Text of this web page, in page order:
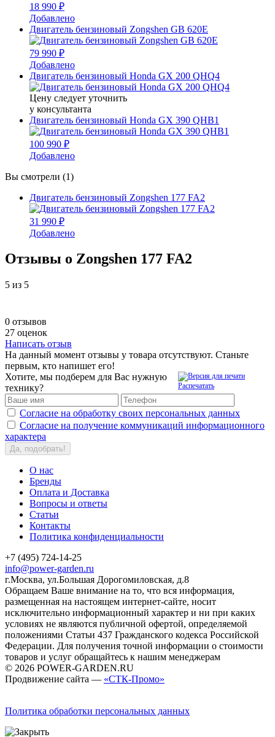
18 990 ₽
Добавлено
Двигатель бензиновый Zongshen GB 620E
79 990 ₽
Добавлено
Двигатель бензиновый Honda GX 200 QHQ4
Цену следует уточнить
у консультанта
Двигатель бензиновый Honda GX 390 QHB1
100 990 ₽
Добавлено
Вы смотрели (1)
Двигатель бензиновый Zongshen 177 FA2
31 990 ₽
Добавлено
Отзывы о Zongshen 177 FA2
5 из 5
0 отзывов
27 оценок
Написать отзыв
На данный момент отзывы у товара отсутствуют. Станьте
первым, кто напишет его!
Распечатать
Хотите, мы подберем для Вас нужную
технику?
Согласие на обработку своих персональных данных
Согласие на получение коммуникаций информационного
характера
Да, подобрать!
О нас
Бренды
Оплата и Доставка
Вопросы и ответы
Статьи
Контакты
Политика конфиденциальности
+7 (495) 724-14-25
info@power-garden.ru
г.Москва, ул.Большая Дорогомиловская, д.8
Обращаем Ваше внимание на то, что вся информация,
размещенная на настоящем интернет-сайте, носит
исключительно информационный характер и ни при каких
условиях не являются публичной офертой, определяемой
положениями Статьи 437 Гражданского кодекса Российской
Федерации. Для получения точной информации о стоимости
товаров и услуг обращайтесь к нашим менеджерам
© 2026 POWER-GARDEN.RU
Продвижение сайта — «СТК-Промо»
Политика обработки персональных данных